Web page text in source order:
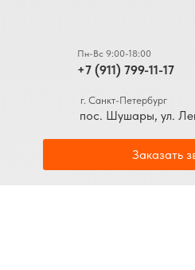
+7 (911) 799-11-17
Пн-Вс 9:00-18:00
Заказать
пос. Шушары, ул.
г. Санкт-Петербург